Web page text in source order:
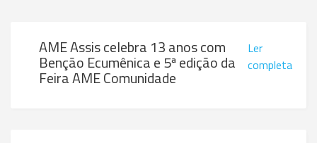
AME Assis celebra 13 anos com
Benção Ecumênica e 5ª edição da
Feira AME Comunidade
Ler
completa